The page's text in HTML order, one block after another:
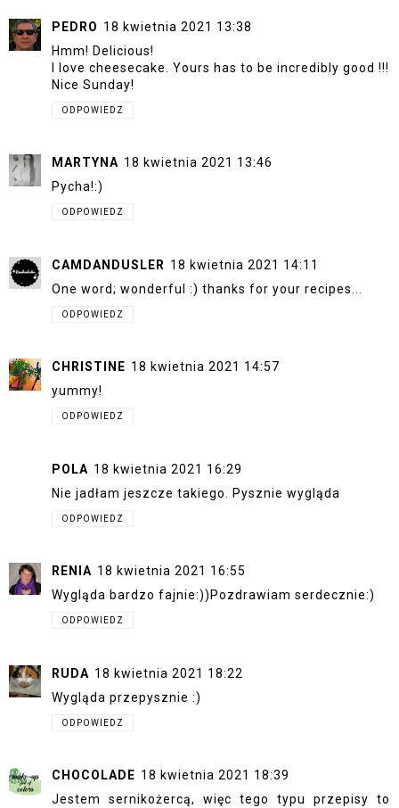
PEDRO 18 kwietnia 2021 13:38
Hmm! Delicious!
I love cheesecake. Yours has to be incredibly good !!!
Nice Sunday!
ODPOWIEDZ
MARTYNA 18 kwietnia 2021 13:46
Pycha!:)
ODPOWIEDZ
CAMDANDUSLER 18 kwietnia 2021 14:11
One word; wonderful :) thanks for your recipes...
ODPOWIEDZ
CHRISTINE 18 kwietnia 2021 14:57
yummy!
ODPOWIEDZ
POLA 18 kwietnia 2021 16:29
Nie jadłam jeszcze takiego. Pysznie wygląda
ODPOWIEDZ
RENIA 18 kwietnia 2021 16:55
Wygląda bardzo fajnie:))Pozdrawiam serdecznie:)
ODPOWIEDZ
RUDA 18 kwietnia 2021 18:22
Wygląda przepysznie :)
ODPOWIEDZ
CHOCOLADE 18 kwietnia 2021 18:39
Jestem sernikożercą, więc tego typu przepisy to